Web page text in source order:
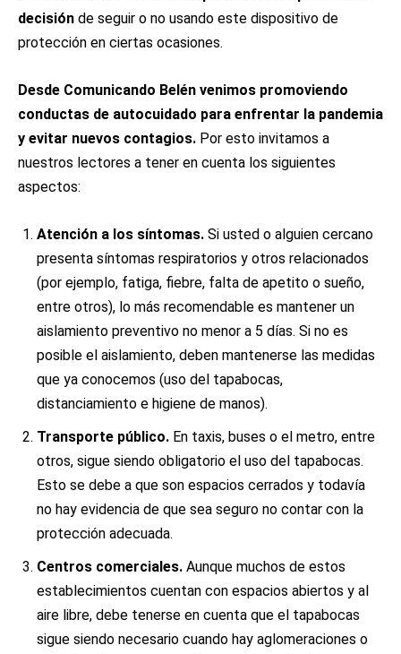
decisión de seguir o no usando este dispositivo de
protección en ciertas ocasiones.
Desde Comunicando Belén venimos promoviendo
conductas de autocuidado para enfrentar la pandemia
y evitar nuevos contagios. Por esto invitamos a
nuestros lectores a tener en cuenta los siguientes
aspectos:
Atención a los síntomas. Si usted o alguien cercano
presenta síntomas respiratorios y otros relacionados
(por ejemplo, fatiga, fiebre, falta de apetito o sueño,
entre otros), lo más recomendable es mantener un
aislamiento preventivo no menor a 5 días. Si no es
posible el aislamiento, deben mantenerse las medidas
que ya conocemos (uso del tapabocas,
distanciamiento e higiene de manos).
Transporte público. En taxis, buses o el metro, entre
otros, sigue siendo obligatorio el uso del tapabocas.
Esto se debe a que son espacios cerrados y todavía
no hay evidencia de que sea seguro no contar con la
protección adecuada.
Centros comerciales. Aunque muchos de estos
establecimientos cuentan con espacios abiertos y al
aire libre, debe tenerse en cuenta que el tapabocas
sigue siendo necesario cuando hay aglomeraciones o